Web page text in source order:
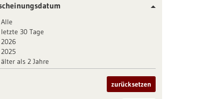
Alle
letzte 30 Tage
2026
2025
älter als 2 Jahre
zurücksetzen